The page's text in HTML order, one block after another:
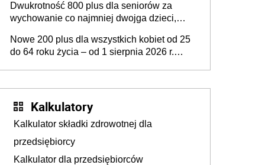
– zapadła decyzja Sejmu
Dwukrotność 800 plus dla seniorów za
wychowanie co najmniej dwojga dzieci,
państwa poprzez płacenie podatków?
Zapadła decyzja Sejmu
Nowe 200 plus dla wszystkich kobiet od 25
do 64 roku życia – od 1 sierpnia 2026 r.
Kalkulatory
Kalkulator składki zdrowotnej dla
przedsiębiorcy
Kalkulator dla przedsiębiorców